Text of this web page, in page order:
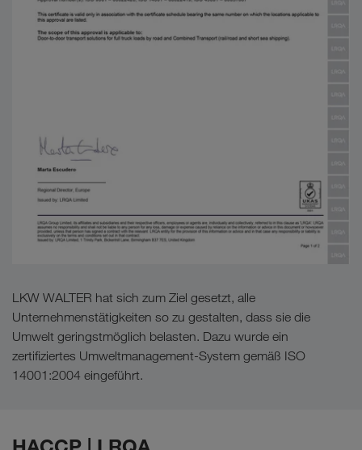
LKW WALTER hat sich zum Ziel gesetzt, alle
Unternehmenstätigkeiten so zu gestalten, dass sie die
Umwelt geringstmöglich belasten. Dazu wurde ein
zertifiziertes Umweltmanagement-System gemäß ISO
14001:2004 eingeführt.